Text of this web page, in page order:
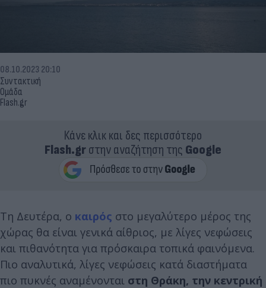
Συντακτική
Ομάδα
Flash.gr
08.10.2023 20:10
Κάνε κλικ και δες περισσότερο
Flash.grστην αναζήτηση της Google
Τη Δευτέρα, ο καιρός στο μεγαλύτερο μέρος της
χώρας θα είναι γενικά αίθριος, με λίγες νεφώσεις
και πιθανότητα για πρόσκαιρα τοπικά φαινόμενα.
Πιο αναλυτικά, λίγες νεφώσεις κατά διαστήματα
πιο πυκνές αναμένονται στη Θράκη, την κεντρική